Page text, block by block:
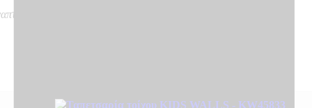
καπνό, δε δημιουργούν φλεγόμενα σωματίδια